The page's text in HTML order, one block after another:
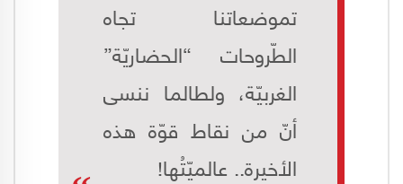
تموضعاتنا تجاه
الطّروحات “الحضاريّة”
الغربيّة، ولطالما ننسى
أنّ من نقاط قوّة هذه
الأخيرة.. عالميّتُها!